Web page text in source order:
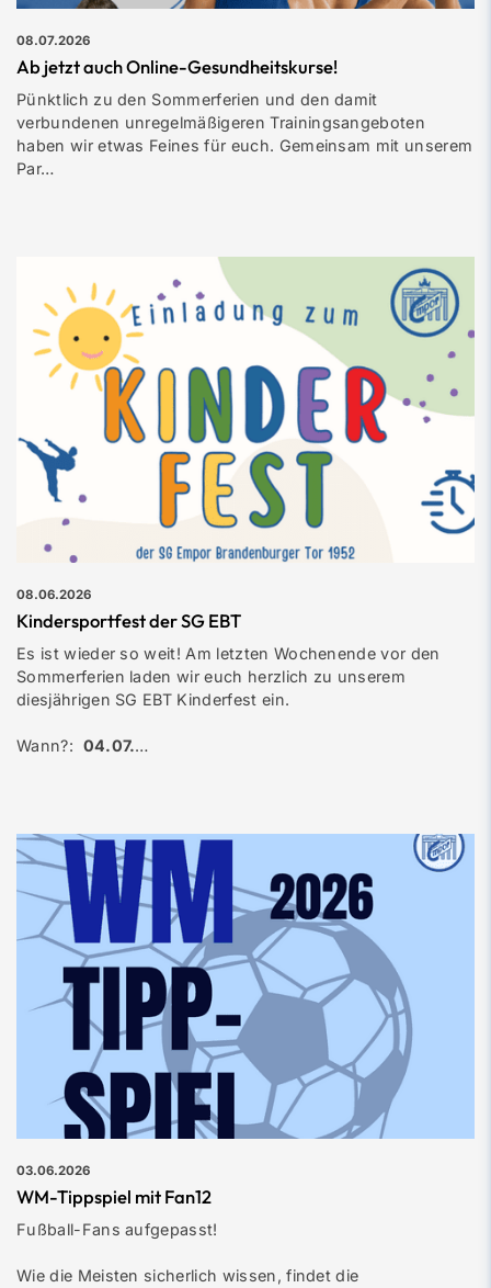
08.07.2026
Ab jetzt auch Online-Gesundheitskurse!
Pünktlich zu den Sommerferien und den damit
verbundenen unregelmäßigeren Trainingsangeboten
haben wir etwas Feines für euch. Gemeinsam mit unserem
Par…
08.06.2026
Kindersportfest der SG EBT
Es ist wieder so weit! Am letzten Wochenende vor den
Sommerferien laden wir euch herzlich zu unserem
diesjährigen SG EBT Kinderfest ein.
Wann?: 04.07.…
03.06.2026
WM-Tippspiel mit Fan12
Fußball-Fans aufgepasst!
Wie die Meisten sicherlich wissen, findet die